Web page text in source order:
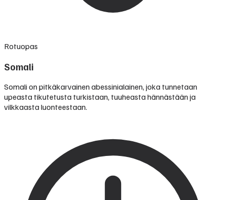
Rotuopas
Somali
Somali on pitkäkarvainen abessinialainen, joka tunnetaan
upeasta tikutetusta turkistaan, tuuheasta hännästään ja
vilkkaasta luonteestaan.